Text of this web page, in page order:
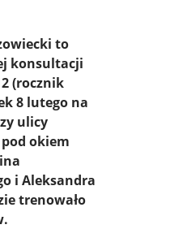
to
konsultacji
(rocznik
8 lutego na
ulicy
okiem
i Aleksandra
trenowało